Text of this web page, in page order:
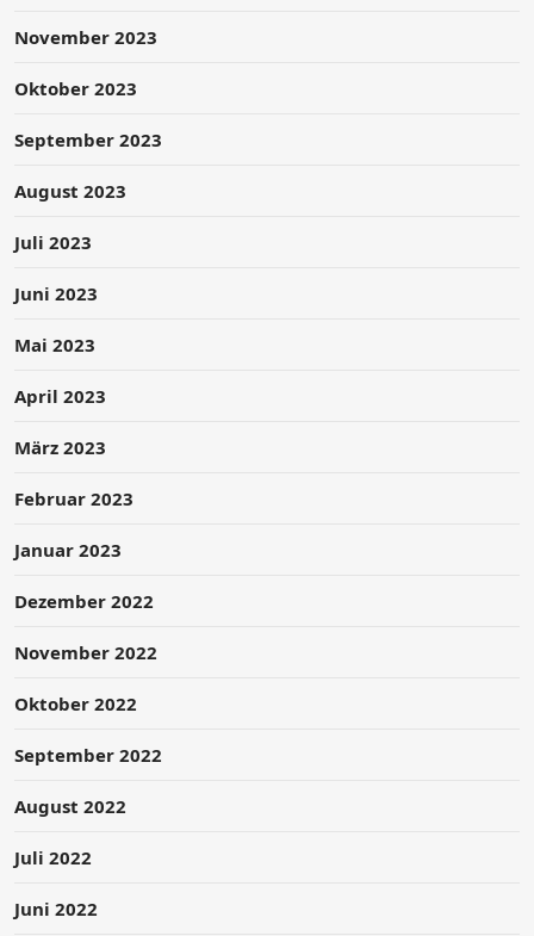
November 2023
Oktober 2023
September 2023
August 2023
Juli 2023
Juni 2023
Mai 2023
April 2023
März 2023
Februar 2023
Januar 2023
Dezember 2022
November 2022
Oktober 2022
September 2022
August 2022
Juli 2022
Juni 2022